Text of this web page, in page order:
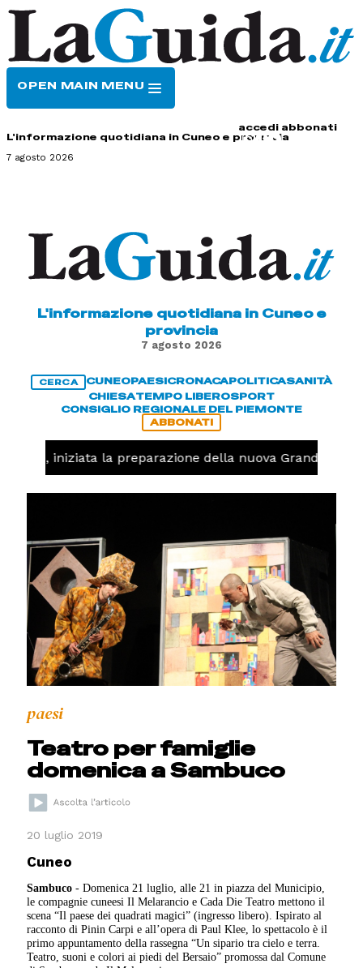
OPEN MAIN MENU
accedi abbonati
L'informazione quotidiana in Cuneo e provincia
7 agosto 2026
L'informazione quotidiana in Cuneo e
provincia
7 agosto 2026
CERCA CUNEOPAESICRONACAPOLITICASANITÀ
CHIESATEMPO LIBEROSPORT
CONSIGLIO REGIONALE DEL PIEMONTE
ABBONATI
iniziata la preparazione della nuova Granda Volley
paesi
Teatro per famiglie
domenica a Sambuco
20 luglio 2019
Cuneo
Sambuco - Domenica 21 luglio, alle 21 in piazza del Municipio,
le compagnie cuneesi Il Melarancio e Cada Die Teatro mettono il
scena “Il paese dei quadrati magici” (ingresso libero). Ispirato al
racconto di Pinin Carpi e all’opera di Paul Klee, lo spettacolo è il
primo appuntamento della rassegna “Un sipario tra cielo e terra.
Teatro, suoni e colori ai piedi del Bersaio” promossa dal Comune